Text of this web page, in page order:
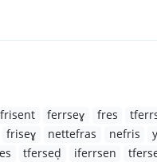
frisent ferrseɣ fres
friseɣ nettefras nefris
tferseḍ iferrsen